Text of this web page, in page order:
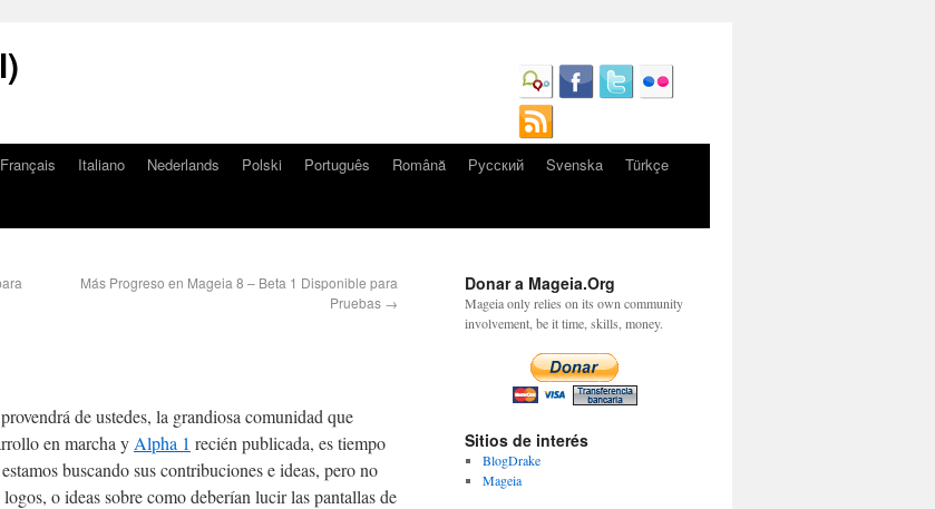
Français Italiano Nederlands Polski Português Română Русский Svenska
Türkçe
Más Progreso en Mageia 8 – Beta 1 Disponible para
Pruebas →
de ustedes, la grandiosa comunidad que
en marcha y Alpha 1 recién publicada, es tiempo
buscando sus contribuciones e ideas, pero no
o ideas sobre como deberían lucir las pantallas de
Donar a Mageia.Org
Mageia only relies on its own community
involvement, be it time, skills, money.
Sitios de interés
BlogDrake
Mageia